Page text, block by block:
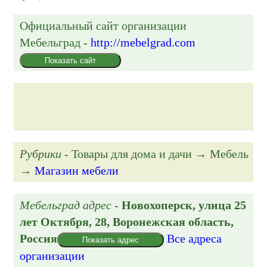
Официальный сайт организации
Мебельград -http://mebelgrad.com
Показать сайт
Рубрики - Товары для дома и дачи → Мебель
→Магазин мебели
Мебельград адрес -Новохоперск,улица 25
лет Октября, 28, Воронежская область,
Россия
Показать адрес
Все адреса
организации